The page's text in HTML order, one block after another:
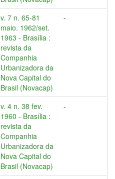
v. 7 n. 65-81
maio. 1962/set.
1963 - Brasília :
revista da
Companhia
Urbanizadora da
Nova Capital do
Brasil (Novacap)
-
v. 4 n. 38 fev.
1960 - Brasília :
revista da
Companhia
Urbanizadora da
Nova Capital do
Brasil (Novacap)
-